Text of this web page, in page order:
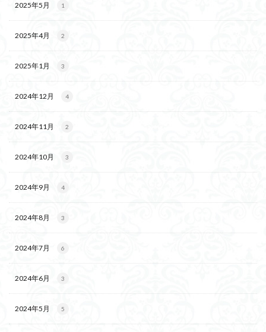
2025年5月 1
2025年4月 2
2025年1月 3
2024年12月 4
2024年11月 2
2024年10月 3
2024年9月 4
2024年8月 3
2024年7月 6
2024年6月 3
2024年5月 5